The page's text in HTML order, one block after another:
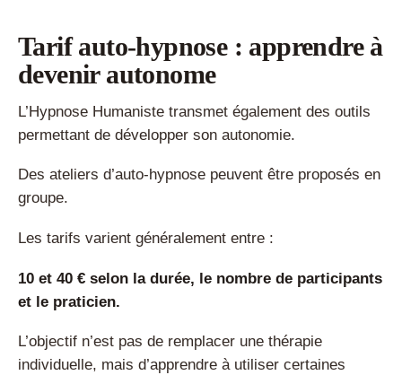
Tarif auto-hypnose : apprendre à
devenir autonome
L’Hypnose Humaniste transmet également des outils
permettant de développer son autonomie.
Des ateliers d’auto-hypnose peuvent être proposés en
groupe.
Les tarifs varient généralement entre :
10 et 40 € selon la durée, le nombre de participants
et le praticien.
L’objectif n’est pas de remplacer une thérapie
individuelle, mais d’apprendre à utiliser certaines